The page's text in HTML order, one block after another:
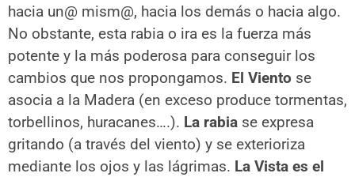
hacia un@ mism@, hacia los demás o hacia algo.
No obstante, esta rabia o ira es la fuerza más
potente y la más poderosa para conseguir los
cambios que nos propongamos. El Viento se
asocia a la Madera (en exceso produce tormentas,
torbellinos, huracanes….). La rabia se expresa
gritando (a través del viento) y se exterioriza
mediante los ojos y las lágrimas. La Vista es el